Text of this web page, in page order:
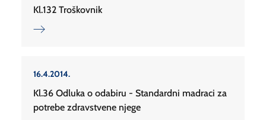
Kl.132 Troškovnik
16.4.2014.
Kl.36 Odluka o odabiru - Standardni madraci za
potrebe zdravstvene njege